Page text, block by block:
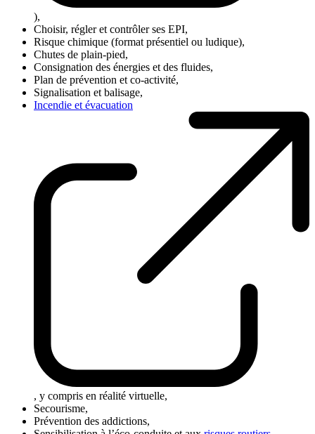
),
Choisir, régler et contrôler ses EPI,
Risque chimique (format présentiel ou ludique),
Chutes de plain-pied,
Consignation des énergies et des fluides,
Plan de prévention et co-activité,
Signalisation et balisage,
Incendie et évacuation
, y compris en réalité virtuelle,
Secourisme,
Prévention des addictions,